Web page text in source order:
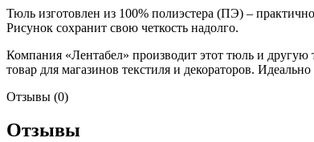
Тюль изготовлен из 100% полиэстера (ПЭ) –
Рисунок сохранит свою четкость надолго.
Компания «Лентабел» производит этот тюль и
товар для магазинов текстиля и декораторов.
Отзывы (0)
Отзывы